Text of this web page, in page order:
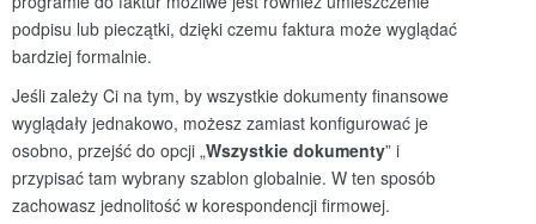
podpisu lub pieczątki, dzięki czemu faktura może wyglądać
bardziej formalnie.
Jeśli zależy Ci na tym, by wszystkie dokumenty finansowe
wyglądały jednakowo, możesz zamiast konfigurować je
osobno, przejść do opcji „Wszystkie dokumenty” i
przypisać tam wybrany szablon globalnie. W ten sposób
zachowasz jednolitość w korespondencji firmowej.